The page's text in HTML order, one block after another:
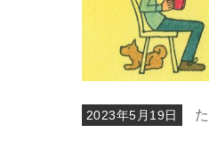
2023年5月19日